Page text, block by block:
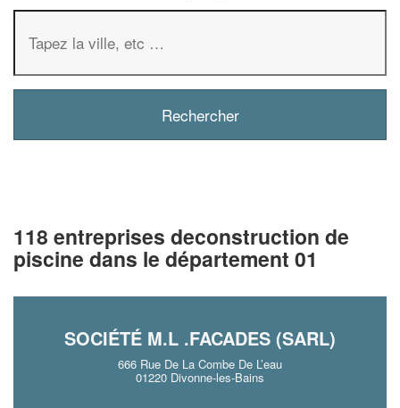
118 entreprises deconstruction de
piscine dans le département 01
SOCIÉTÉ M.L .FACADES (SARL)
666 Rue De La Combe De L’eau
01220 Divonne-les-Bains